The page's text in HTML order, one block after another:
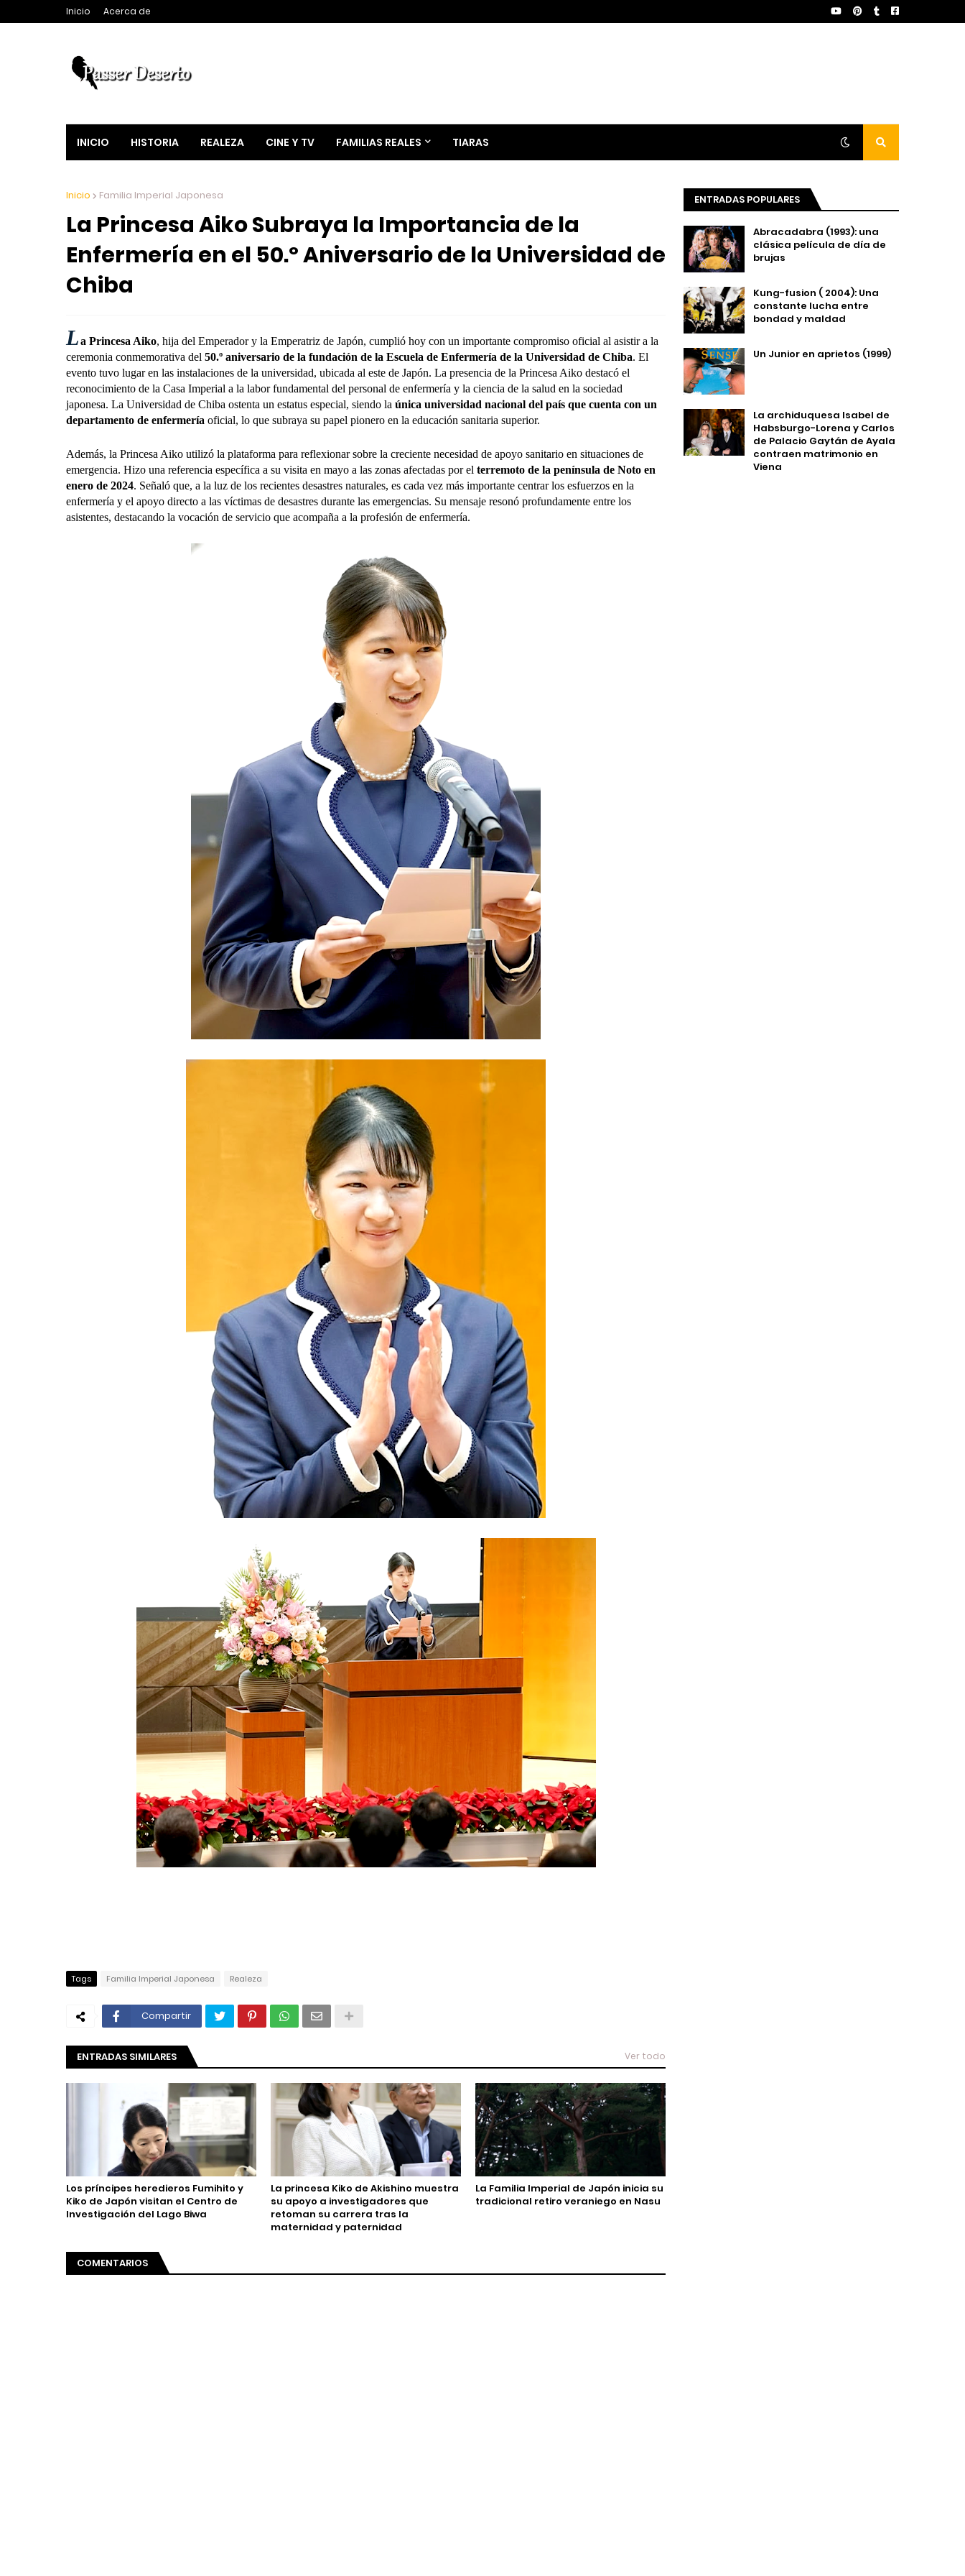
Inicio Acerca de
INICIO HISTORIA REALEZA CINE Y TV FAMILIAS REALES TIARAS
Inicio Familia Imperial Japonesa
La Princesa Aiko Subraya la Importancia de la
Enfermería en el 50.º Aniversario de la Universidad de
Chiba
La Princesa Aiko, hija del Emperador y la Emperatriz de Japón, cumplió hoy con un importante compromiso oficial al asistir a la
ceremonia conmemorativa del 50.º aniversario de la fundación de la Escuela de Enfermería de la Universidad de Chiba. El
evento tuvo lugar en las instalaciones de la universidad, ubicada al este de Japón. La presencia de la Princesa Aiko destacó el
reconocimiento de la Casa Imperial a la labor fundamental del personal de enfermería y la ciencia de la salud en la sociedad
japonesa. La Universidad de Chiba ostenta un estatus especial, siendo la única universidad nacional del país que cuenta con un
departamento de enfermería oficial, lo que subraya su papel pionero en la educación sanitaria superior.
Además, la Princesa Aiko utilizó la plataforma para reflexionar sobre la creciente necesidad de apoyo sanitario en situaciones de
emergencia. Hizo una referencia específica a su visita en mayo a las zonas afectadas por el terremoto de la península de Noto en
enero de 2024. Señaló que, a la luz de los recientes desastres naturales, es cada vez más importante centrar los esfuerzos en la
enfermería y el apoyo directo a las víctimas de desastres durante las emergencias. Su mensaje resonó profundamente entre los
asistentes, destacando la vocación de servicio que acompaña a la profesión de enfermería.
Tags Familia Imperial Japonesa Realeza
Compartir
ENTRADAS SIMILARES Ver todo
Los príncipes heredieros Fumihito y
Kiko de Japón visitan el Centro de
Investigación del Lago Biwa
La princesa Kiko de Akishino muestra
su apoyo a investigadores que
retoman su carrera tras la
maternidad y paternidad
La Familia Imperial de Japón inicia su
tradicional retiro veraniego en Nasu
COMENTARIOS
ENTRADAS POPULARES
Abracadabra (1993): una
clásica película de día de
brujas
Kung-fusion ( 2004): Una
constante lucha entre
bondad y maldad
Un Junior en aprietos (1999)
La archiduquesa Isabel de
Habsburgo-Lorena y Carlos
de Palacio Gaytán de Ayala
contraen matrimonio en
Viena